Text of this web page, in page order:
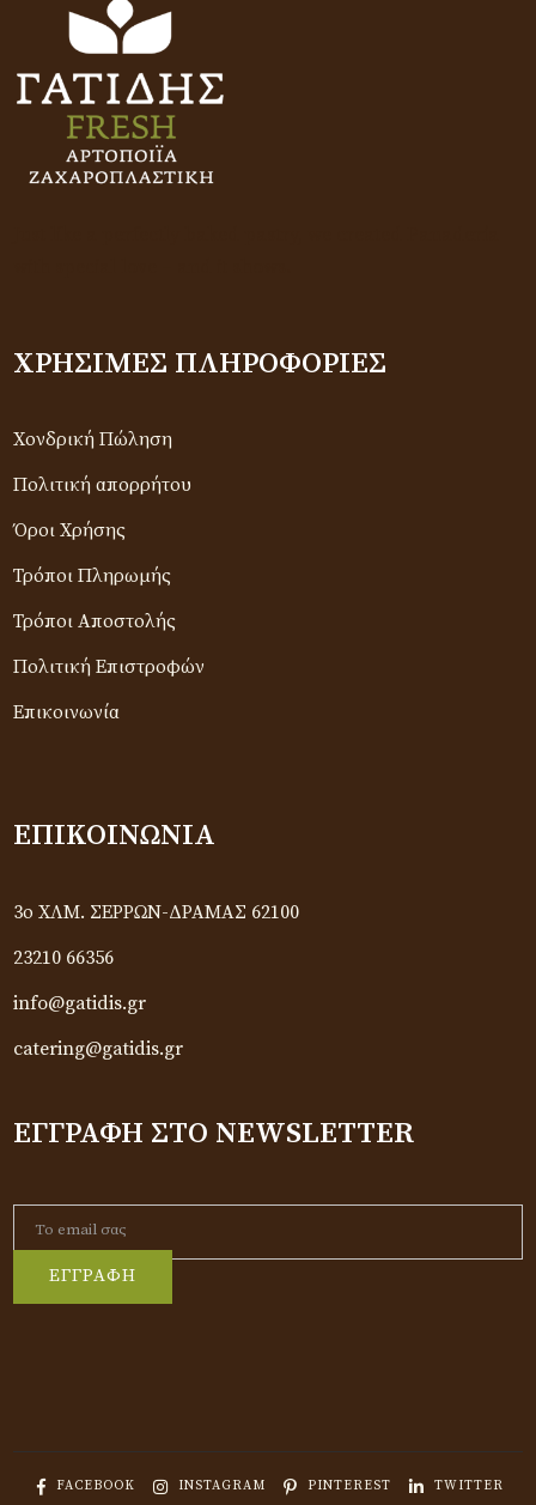
ΧΡΉΣΙΜΕΣ ΠΛΗΡΟΦΟΡΊΕΣ
Χονδρική Πώληση
Πολιτική απορρήτου
Όροι Χρήσης
Τρόποι Πληρωμής
Τρόποι Αποστολής
Πολιτική Επιστροφών
Επικοινωνία
ΕΠΙΚΟΙΝΩΝΊΑ
3ο ΧΛΜ. ΣΕΡΡΩΝ-ΔΡΑΜΑΣ 62100
23210 66356
info@gatidis.gr
catering@gatidis.gr
ΕΓΓΡΑΦΉ ΣΤΟ NEWSLETTER
ΕΓΓΡΑΦΗ
FACEBOOK INSTAGRAM PINTEREST TWITTER